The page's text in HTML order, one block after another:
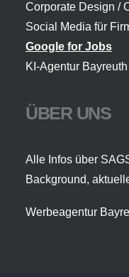
Corporate Design /
Social Media für
Google for Jobs
KI-Agentur Bayreuth
ÜBER UNS
Alle Infos über
Background,
Werbeagentur